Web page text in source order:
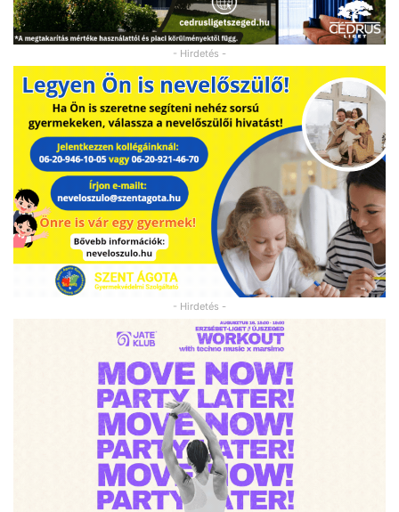
- Hirdetés -
- Hirdetés -